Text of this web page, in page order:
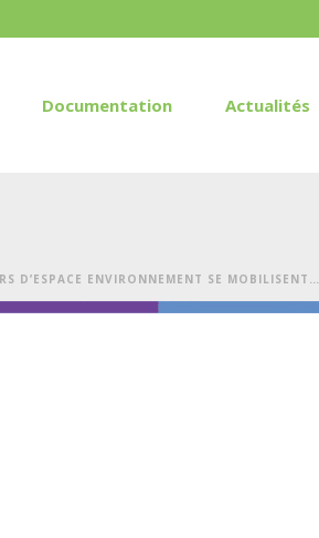
Documentation Actualités
D’ESPACE ENVIRONNEMENT SE MOBILISENT…